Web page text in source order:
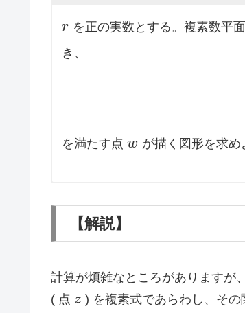
r を正の実数とする。複素数平
き、
を満たす点w が描く図形を求め
【解説】
計算が煩雑なところがありますが
( 点 z) を複素式であらわし、その